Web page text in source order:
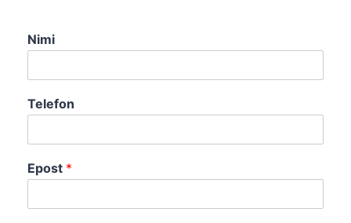
Nimi
Telefon
Epost *